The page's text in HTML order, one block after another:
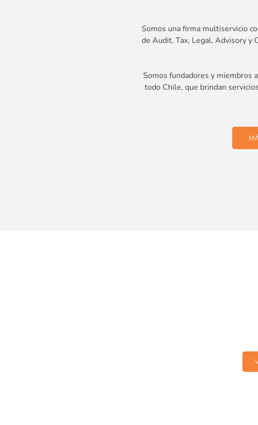
Somos una firma multiservicio
de Audit, Tax, Legal, Advisory y
Somos fundadores y miembros
todo Chile, que brindan